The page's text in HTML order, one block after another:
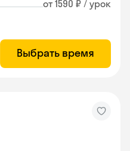
от 1590 ₽ / урок
Выбрать время